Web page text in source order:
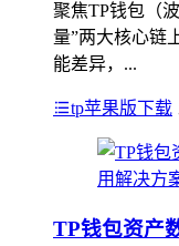
聚焦TP钱包（
量”两大核心链
能差异，...
tp苹果版下载
TP钱包资产